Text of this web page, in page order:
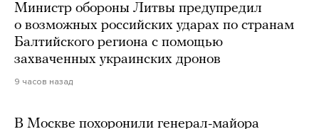
Министр обороны Литвы предупредил
о возможных российских ударах по странам
Балтийского региона с помощью
захваченных украинских дронов
9 часов назад
В Москве похоронили генерал-майора